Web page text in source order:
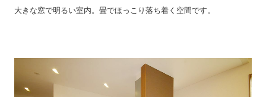
大きな窓で明るい室内。畳でほっこり落ち着く空間です。